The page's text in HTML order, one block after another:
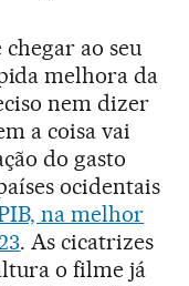
ao seu
melhora da
nem dizer
a coisa vai
do gasto
ocidentais
na melhor
. As cicatrizes
o filme já